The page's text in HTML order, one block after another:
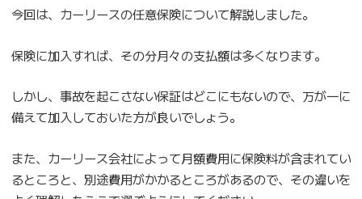
今回は、カーリースの任意保険について解説しました。
保険に加入すれば、その分月々の支払額は多くなります。
しかし、事故を起こさない保証はどこにもないので、万が一に
備えて加入しておいた方が良いでしょう。
また、カーリース会社によって月額費用に保険料が含まれてい
るところと、別途費用がかかるところがあるので、その違いを